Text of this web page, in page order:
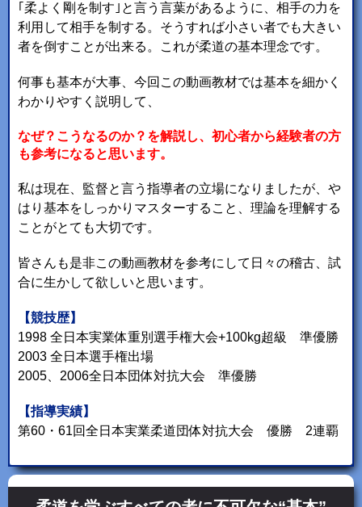
｢柔よく剛を制す｣と言う言葉があるように、相手の力を
利用して相手を制する。そうすれば小さい者でも大きい
者を倒すことが出来る。これが柔道の基本理念です。
何事も基本が大事、今回この動画教材では基本を細かく
わかりやすく説明して、
なぜ？こうなるのか？を解説し、初心者から経験者の方
も参考になると思います。
私は現在、監督と言う指導者の立場になりましたが、や
はり基本をしっかりマスターすること、理論を理解する
ことがとても大切です。
皆さんも是非この動画教材を参考にして日々の稽古、試
合に生かして欲しいと思います。
【競技歴】
1998 全日本実業体重別選手権大会+100kg超級 準優勝
2003 全日本選手権出場
2005、2006全日本団体対抗大会 準優勝
【指導実績】
第60・61回全日本実業柔道団体対抗大会 優勝 2連覇